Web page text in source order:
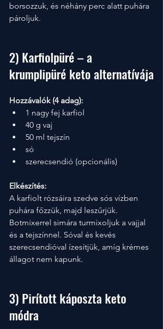
borsozzuk, és néhány perc alatt puhára
pároljuk.
2) Karfiolpüré – a
krumplipüré keto alternatívája
Hozzávalók (4 adag):
1 nagy fej karfiol
40 g vaj
50 ml tejszín
só
szerecsendió (opcionális)
Elkészítés:
A karfiolt rózsáira szedve sós vízben
puhára főzzük, majd leszűrjük.
Botmixerrel simára turmixoljuk a vajjal
és a tejszínnel. Sóval és kevés
szerecsendióval ízesítjük, amíg krémes
állagot nem kapunk.
3) Pirított káposzta keto
módra